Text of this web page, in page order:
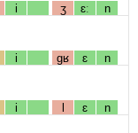
i ʒ ɛː n
i gʁ ɛ n
i l ɛ n